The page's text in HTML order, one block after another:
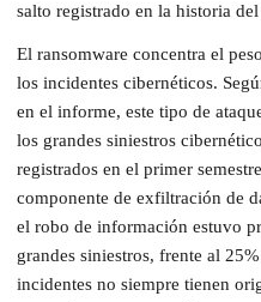
salto registrado en la historia
El ransomware concentra el
los incidentes cibernéticos.
en el informe, este tipo de
los grandes siniestros
registrados en el primer
componente de exfiltración de
el robo de información estuvo
grandes siniestros, frente al
incidentes no siempre tienen